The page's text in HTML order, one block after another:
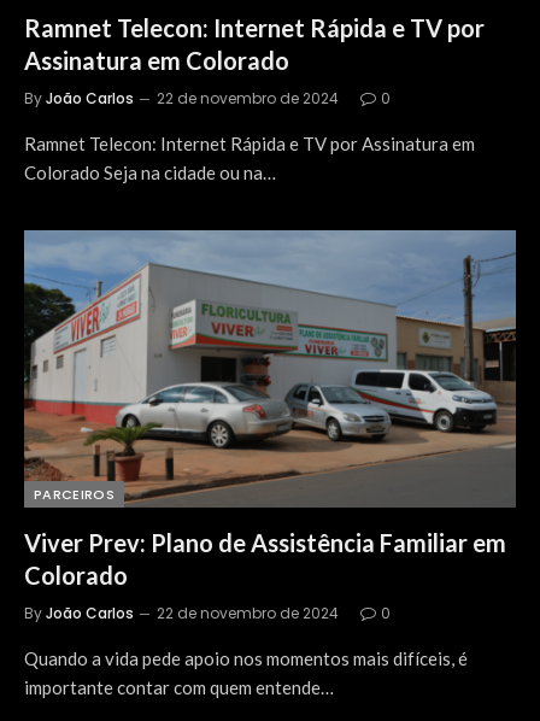
Ramnet Telecon: Internet Rápida e TV por
Assinatura em Colorado
ByJoão Carlos 22 de novembro de 2024 0
Ramnet Telecon: Internet Rápida e TV por Assinatura em
Colorado Seja na cidade ou na…
PARCEIROS
Viver Prev: Plano de Assistência Familiar em
Colorado
ByJoão Carlos 22 de novembro de 2024 0
Quando a vida pede apoio nos momentos mais difíceis, é
importante contar com quem entende…